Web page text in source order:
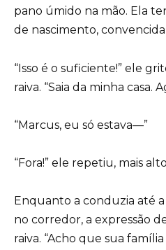
pano úmido na mão. Ela
de nascimento,
“Isso é o suficiente!” ele
raiva. “Saia da minha casa.
“Marcus, eu só estava—”
“Fora!” ele repetiu, mais
Enquanto a conduzia até
no corredor, a expressão
raiva. “Acho que sua